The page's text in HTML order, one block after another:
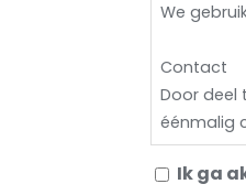
We
Contact
Door deel
éénmalig
Ik ga